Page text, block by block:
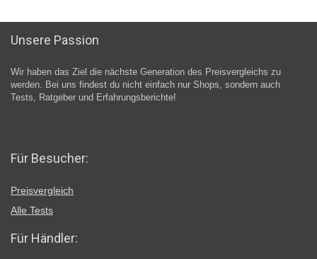
Unsere Passion
Wir haben das Ziel die nächste Generation des Preisvergleichs zu
werden. Bei uns findest du nicht einfach nur Shops, sondern auch
Tests, Ratgeber und Erfahrungsberichte!
Für Besucher:
Preisvergleich
Alle Tests
Für Händler: